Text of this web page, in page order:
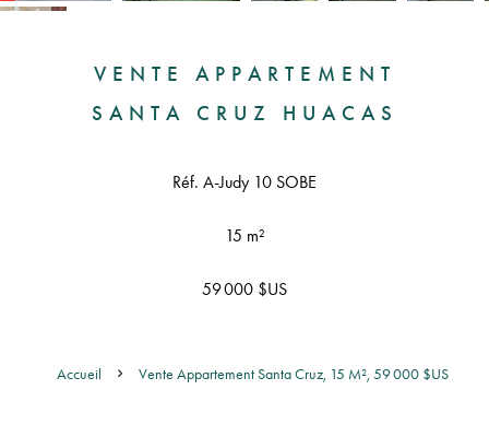
VENTE APPARTEMENT
SANTA CRUZ HUACAS
Réf. A-Judy 10 SOBE
15 m²
59 000 $US
Accueil Vente Appartement Santa Cruz, 15 M², 59 000 $US